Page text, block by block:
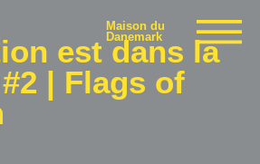
Maison du
Danemark
est dans la
| Flags of